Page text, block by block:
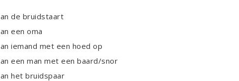
de bruidstaart
een oma
iemand met een hoed op
een man met een baard/snor
het bruidspaar